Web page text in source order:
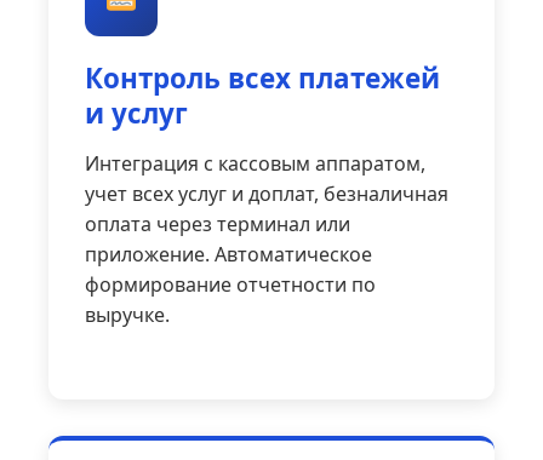
Контроль всех платежей
и услуг
Интеграция с кассовым аппаратом,
учет всех услуг и доплат, безналичная
оплата через терминал или
приложение. Автоматическое
формирование отчетности по
выручке.